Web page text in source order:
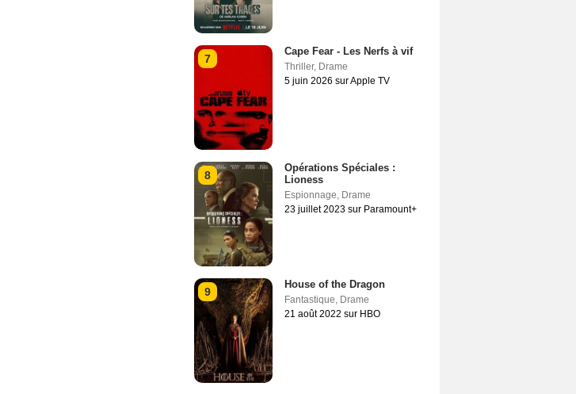
7
Cape Fear - Les Nerfs à vif
Thriller, Drame
5 juin 2026 sur Apple TV
8
Opérations Spéciales :
Lioness
Espionnage, Drame
23 juillet 2023 sur Paramount+
9
House of the Dragon
Fantastique, Drame
21 août 2022 sur HBO